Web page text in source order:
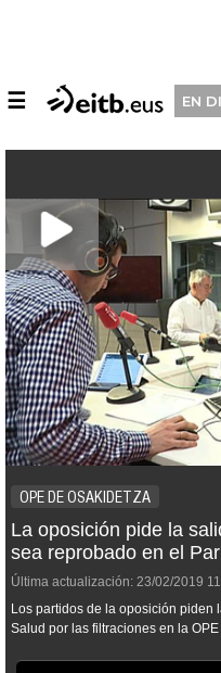
☰ EN
OPE DE OSAKIDETZA
La oposición pide la
sea reprobado en el
Última actualización: 23/02/2019
Los partidos de la oposición piden
Salud por las filtraciones en la